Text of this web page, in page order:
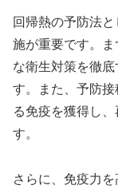
回帰熱の予防法
施が重要です。
な衛生対策を徹
す。また、予防
る免疫を獲得し
す。
さらに、免疫力